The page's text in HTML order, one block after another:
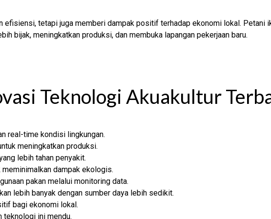
efisiensi, tetapi juga memberi dampak positif terhadap ekonomi lokal. Petani
bijak, meningkatkan produksi, dan membuka lapangan pekerjaan baru.
Teknologi Akuakultur
real-time kondisi lingkungan.
meningkatkan produksi.
lebih tahan penyakit.
dampak ekologis.
pakan melalui monitoring data.
lebih banyak dengan sumber daya lebih sedikit.
bagi ekonomi lokal.
teknologi ini mendu.